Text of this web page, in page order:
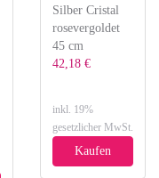
Silber Cristal
rosevergoldet
45 cm
42,18 €
inkl. 19%
gesetzlicher MwSt.
Kaufen